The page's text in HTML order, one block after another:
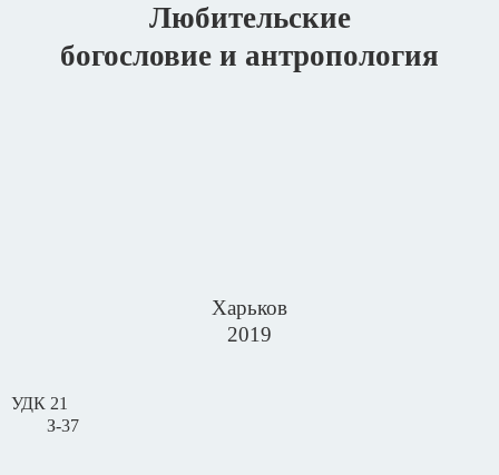
Любительские
богословие и антропология
Харьков
2019
УДК 21
З-37